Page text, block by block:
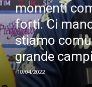
momenti
forti. Ci
stiamo
grande
10/04/2022